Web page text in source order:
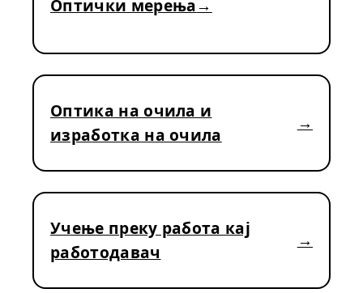
Оптички мерења
Оптика на очила и
изработка на очила
Учење преку работа кај
работодавач